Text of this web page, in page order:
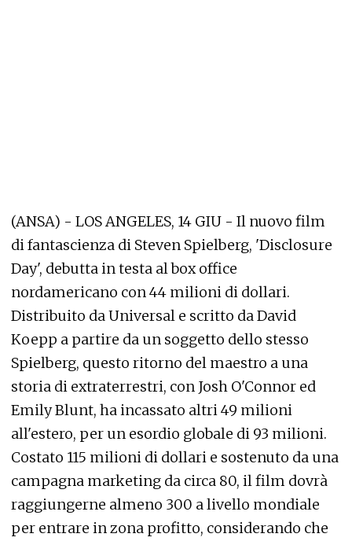
(ANSA) - LOS ANGELES, 14 GIU - Il nuovo film
di fantascienza di Steven Spielberg, 'Disclosure
Day', debutta in testa al box office
nordamericano con 44 milioni di dollari.
Distribuito da Universal e scritto da David
Koepp a partire da un soggetto dello stesso
Spielberg, questo ritorno del maestro a una
storia di extraterrestri, con Josh O'Connor ed
Emily Blunt, ha incassato altri 49 milioni
all'estero, per un esordio globale di 93 milioni.
Costato 115 milioni di dollari e sostenuto da una
campagna marketing da circa 80, il film dovrà
raggiungerne almeno 300 a livello mondiale
per entrare in zona profitto, considerando che